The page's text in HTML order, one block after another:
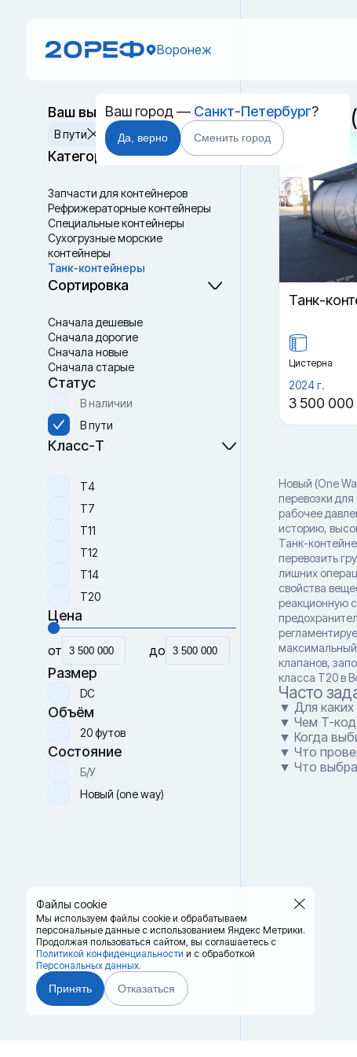
Воронеж
Ваш город — Санкт-Петербург?
Да, верно Сменить город
Файлы cookie
Мы используем файлы cookie и обрабатываем
персональные данные с использованием Яндекс Метрики.
Продолжая пользоваться сайтом, вы соглашаетесь с
Политикой конфиденциальности и с обработкой
Персональных данных.
Принять Отказаться
Ваш выбор
Сбросить
В пути
Категории
Запчасти для контейнеров
Рефрижераторные контейнеры
Специальные контейнеры
Cухогрузные морские
контейнеры
Танк-контейнеры
Термоконтейнеры
Сортировка
Сначала дешевые
Сначала дорогие
Сначала новые
Сначала старые
Статус
В наличии
В пути
Класс-Т
Т4
Т7
Т11
Т12
Т14
Т20
Цена
от до
Размер
DC
Объём
20 футов
Состояние
Б/У
Новый (one way)
Новый
Танк-
Цистерна
2024 г.
3 500 000
Новый (One
перевозки
рабочее
историю,
Танк-
перевозить
лишних
свойства
реакционную
максимальный
клапанов,
класса T20 в
Часто
▼ Для каких
▼ Чем T-код
▼ Когда
▼ Что
▼ Что